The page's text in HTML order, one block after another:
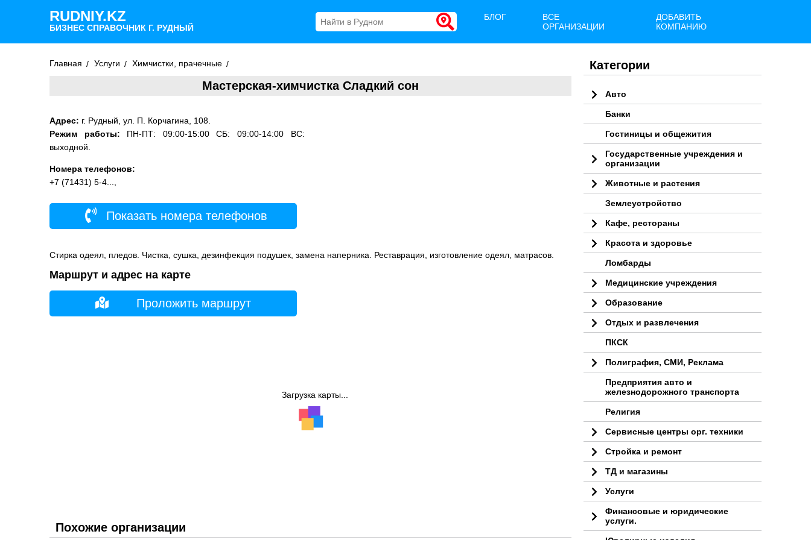
RUDNIY.KZ
БИЗНЕС СПРАВОЧНИК Г. РУДНЫЙ
БЛОГ
ВСЕ
ОРГАНИЗАЦИИ
ДОБАВИТЬ
КОМПАНИЮ
Главная Услуги Химчистки, прачечные
Мастерская-химчистка Сладкий сон
Адрес: г. Рудный, ул. П. Корчагина, 108.
Режим работы: ПН-ПТ: 09:00-15:00 СБ: 09:00-14:00 ВС:
выходной.
Номера телефонов:
+7 (71431) 5-4...,
Показать номера телефонов
Стирка одеял, пледов. Чистка, сушка, дезинфекция подушек, замена наперника. Реставрация, изготовление одеял, матрасов.
Маршрут и адрес на карте
Проложить маршрут
Загрузка карты...
Похожие организации
Категории
Авто
Банки
Гостиницы и общежития
Государственные учреждения и
организации
Животные и растения
Землеустройство
Кафе, рестораны
Красота и здоровье
Ломбарды
Медицинские учреждения
Образование
Отдых и развлечения
ПКСК
Полиграфия, СМИ, Реклама
Предприятия авто и
железнодорожного транспорта
Религия
Сервисные центры орг. техники
Стройка и ремонт
ТД и магазины
Услуги
Финансовые и юридические
услуги.